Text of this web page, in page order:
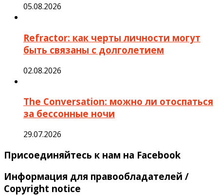
05.08.2026
Refractor: как черты личности могут
быть связаны с долголетием
02.08.2026
The Conversation: можно ли отоспаться
за бессонные ночи
29.07.2026
Присоединяйтесь к нам на Facebook
Информация для правообладателей /
Copyright notice